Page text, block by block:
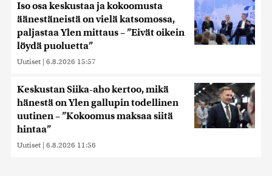
Iso osa keskustaa ja kokoomusta
äänestäneistä on vielä katsomossa,
paljastaa Ylen mittaus – ”Eivät oikein
löydä puoluetta”
Uutiset | 6.8.2026 15:57
Keskustan Siika-aho kertoo, mikä
hänestä on Ylen gallupin todellinen
uutinen – ”Kokoomus maksaa siitä
hintaa”
Uutiset | 6.8.2026 11:56